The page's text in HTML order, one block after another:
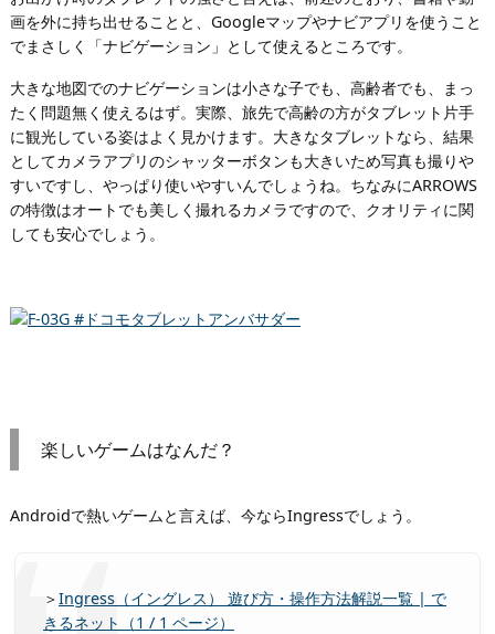
画を外に持ち出せることと、Googleマップやナビアプリを使うこと
でまさしく「ナビゲーション」として使えるところです。
大きな地図でのナビゲーションは小さな子でも、高齢者でも、まっ
たく問題無く使えるはず。実際、旅先で高齢の方がタブレット片手
に観光している姿はよく見かけます。大きなタブレットなら、結果
としてカメラアプリのシャッターボタンも大きいため写真も撮りや
すいですし、やっぱり使いやすいんでしょうね。ちなみにARROWS
の特徴はオートでも美しく撮れるカメラですので、クオリティに関
しても安心でしょう。
楽しいゲームはなんだ？
Androidで熱いゲームと言えば、今ならIngressでしょう。
＞Ingress（イングレス） 遊び方・操作方法解説一覧 | で
きるネット（1 / 1 ページ）